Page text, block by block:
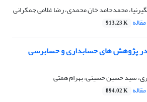
محمدحامد خان محمدی، رضا غلامی جمکرانی
913.23 K
پژوهش های حسابداری و حسابرسی
سید حسین حسینی، بهرام همتی
894.02 K